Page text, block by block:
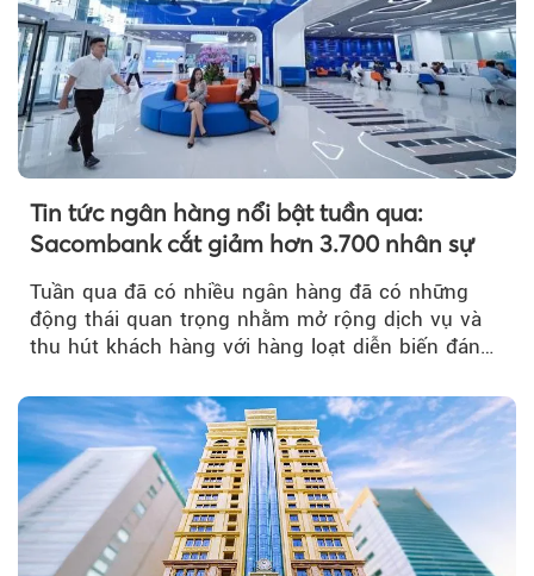
Tin tức ngân hàng nổi bật tuần qua:
Sacombank cắt giảm hơn 3.700 nhân sự
Tuần qua đã có nhiều ngân hàng đã có những
động thái quan trọng nhằm mở rộng dịch vụ và
thu hút khách hàng với hàng loạt diễn biến đáng